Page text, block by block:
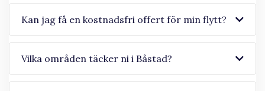
Kan jag få en kostnadsfri offert för min flytt?
Vilka områden täcker ni i Båstad?